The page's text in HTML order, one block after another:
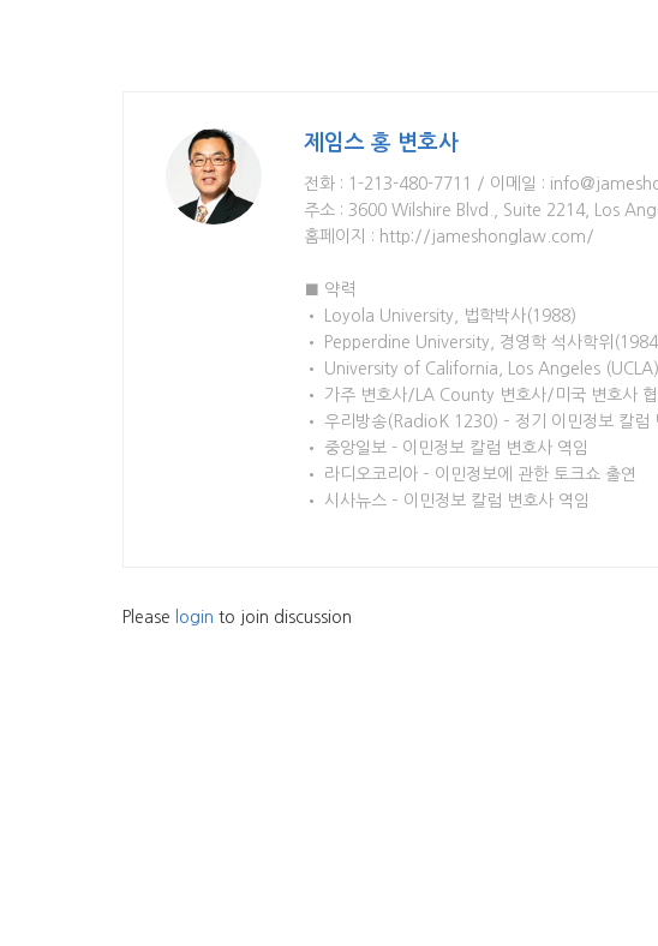
제임스 홍 변호사
전화 : 1-213-480-7711 / 이메일 :
주소 : 3600 Wilshire Blvd., Suite 2214, Los
홈페이지 : http://jameshonglaw.com/
■ 약력
• Loyola University, 법학박사(1988)
• Pepperdine University, 경영학 석사학위
• University of California, Los Angeles
• 가주 변호사/LA County 변호사/미국 변호사
• 우리방송(RadioK 1230) – 정기 이민정보 칼럼
• 중앙일보 - 이민정보 칼럼 변호사 역임
• 라디오코리아 – 이민정보에 관한 토크쇼 출연
• 시사뉴스 – 이민정보 칼럼 변호사 역임
Please login to join discussion